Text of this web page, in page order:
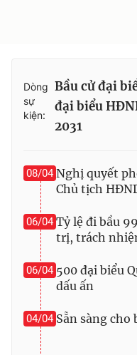
Dòng
sự
kiện:
Bầu cử đại
đại biểu
2031
08/04 Nghị quyết
Chủ tịch
06/04 Tỷ lệ đi bầu
trị, trách
06/04 500 đại biểu
dấu ấn
04/04 Sẵn sàng